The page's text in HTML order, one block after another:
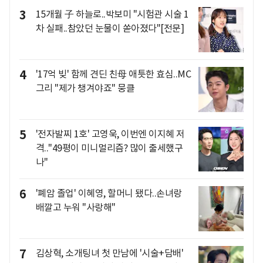
3
15개월 子 하늘로..박보미 "시험관 시술 1
차 실패..참았던 눈물이 쏟아졌다"[전문]
4
'17억 빚' 함께 견딘 친母 애틋한 효심..MC
그리 "제가 챙겨야죠" 뭉클
5
'전자발찌 1호' 고영욱, 이번엔 이지혜 저
격.."49평이 미니멀리즘? 많이 출세했구
나"
6
'폐암 졸업' 이혜영, 할머니 됐다..손녀랑
배깔고 누워 "사랑해"
7
김상혁, 소개팅녀 첫 만남에 '시술+담배'